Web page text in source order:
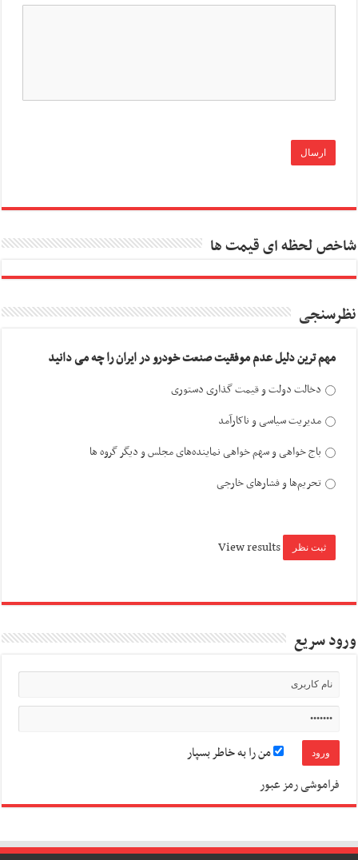
شاخص لحظه ای قیمت ها
نظرسنجی
مهم ترین دلیل عدم موفقیت صنعت خودرو در ایران را چه می دانید
دخالت دولت و قیمت گذاری دستوری
مدیریت سیاسی و ناکارآمد
باج خواهی و سهم خواهی نماینده‌های مجلس و دیگر گروه ها
تحریم‌ها و فشارهای خارجی
View results
ورود سریع
من را به خاطر بسپار
فراموشی رمز عبور